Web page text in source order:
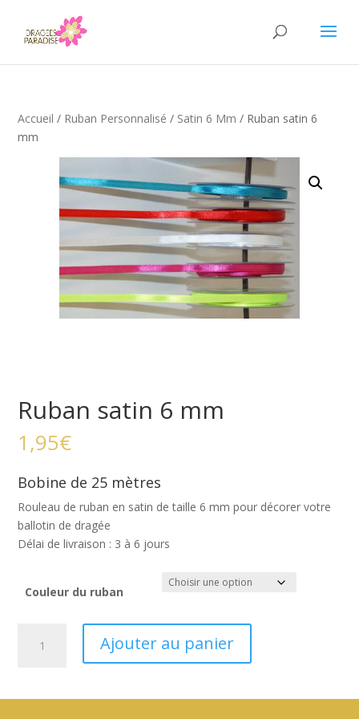
Accueil / Ruban Personnalisé / Satin 6 Mm / Ruban satin 6
mm
Ruban satin 6 mm
1,95€
Bobine de 25 mètres
Rouleau de ruban en satin de taille 6 mm pour décorer votre
ballotin de dragée
Délai de livraison : 3 à 6 jours
Couleur du ruban
Ajouter au panier